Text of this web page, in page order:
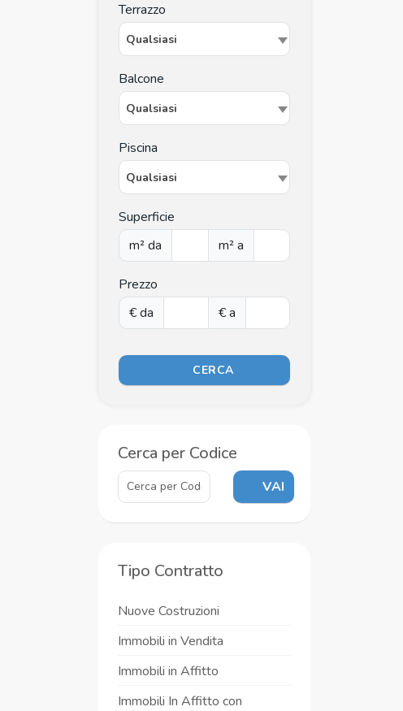
Terrazzo
Qualsiasi
Balcone
Qualsiasi
Piscina
Qualsiasi
Superficie
m² da
m² a
Prezzo
€ da
€ a
CERCA
Cerca per Codice
VAI
Tipo Contratto
Nuove Costruzioni
Immobili in Vendita
Immobili in Affitto
Immobili In Affitto con